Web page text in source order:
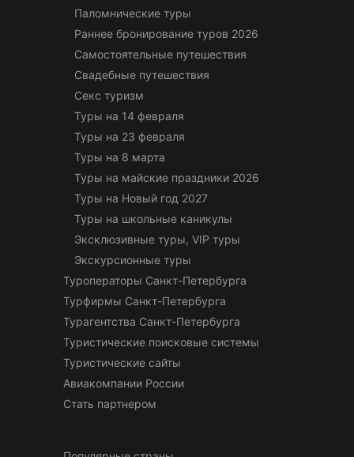
Паломнические туры
Раннее бронирование туров 2026
Самостоятельные путешествия
Свадебные путешествия
Секс туризм
Туры на 14 февраля
Туры на 23 февраля
Туры на 8 марта
Туры на майские праздники 2026
Туры на Новый год 2027
Туры на школьные каникулы
Эксклюзивные туры, VIP туры
Экскурсионные туры
Туроператоры Санкт-Петербурга
Турфирмы Санкт-Петербурга
Турагентства Санкт-Петербурга
Туристические поисковые системы
Туристические сайты
Авиакомпании России
Стать партнером